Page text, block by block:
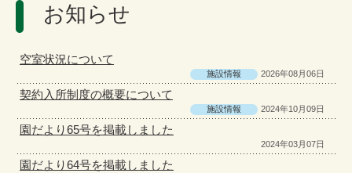
お知らせ
空室状況について
施設情報 2026年08月06日
契約入所制度の概要について
施設情報 2024年10月09日
園だより65号を掲載しました
2024年03月07日
園だより64号を掲載しました